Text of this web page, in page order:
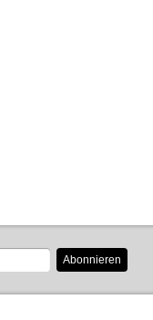
Abonnieren